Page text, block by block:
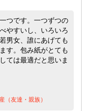
つです。一つずつの
やすいし、いろいろ
男女、誰にあげても
す。包み紙がとても
ては最適だと思いま
（友達・親族）